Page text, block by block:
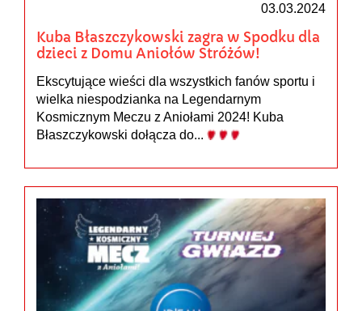
03.03.2024
Kuba Błaszczykowski zagra w Spodku dla
dzieci z Domu Aniołów Stróżów!
Ekscytujące wieści dla wszystkich fanów sportu i
wielka niespodzianka na Legendarnym
Kosmicznym Meczu z Aniołami 2024! Kuba
Błaszczykowski dołącza do...